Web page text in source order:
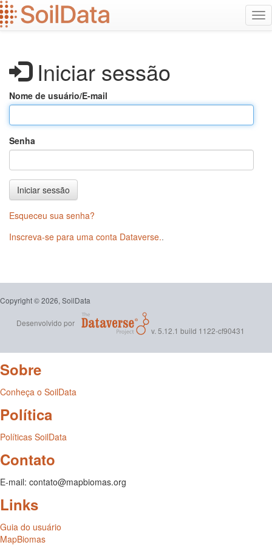
Ir
para
o
Iniciar sessão
Nome de usuário/E-mail
Senha
Iniciar sessão
Esqueceu sua senha?
Inscreva-se para uma conta Dataverse..
Copyright © 2026, SoilData
Desenvolvido por
v. 5.12.1 build 1122-cf90431
Sobre
Conheça o SoilData
Política
Políticas SoilData
Contato
E-mail: contato@mapbiomas.org
Links
Guia do usuário
MapBiomas